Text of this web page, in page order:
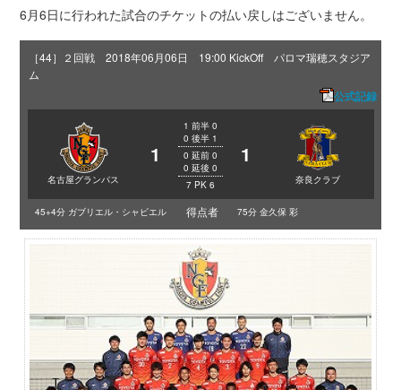
6月6日に行われた試合のチケットの払い戻しはございません。
［44］２回戦 2018年06月06日 19:00 KickOff パロマ瑞穂スタジア
ム
公式記録
名古屋グランパス
1
1 前半 0
0 後半 1
0 延前 0
0 延後 0
7 PK 6
1
奈良クラブ
45+4分 ガブリエル・シャビエル 得点者 75分 金久保 彩